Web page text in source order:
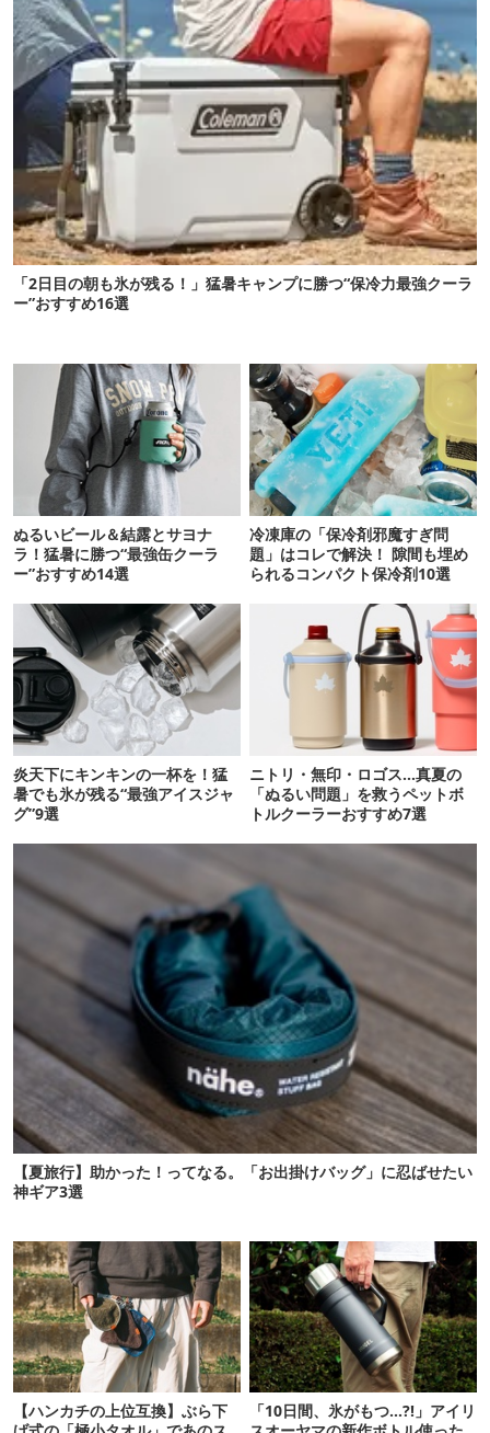
「2日目の朝も氷が残る！」猛暑キャンプに勝つ“保冷力最強クーラ
ー”おすすめ16選
ぬるいビール＆結露とサヨナ
ラ！猛暑に勝つ“最強缶クーラ
ー”おすすめ14選
冷凍庫の「保冷剤邪魔すぎ問
題」はコレで解決！ 隙間も埋め
られるコンパクト保冷剤10選
炎天下にキンキンの一杯を！猛
暑でも氷が残る“最強アイスジャ
グ”9選
ニトリ・無印・ロゴス…真夏の
「ぬるい問題」を救うペットボ
トルクーラーおすすめ7選
【夏旅行】助かった！ってなる。「お出掛けバッグ」に忍ばせたい
神ギア3選
【ハンカチの上位互換】ぶら下
「10日間、氷がもつ…?!」アイリ